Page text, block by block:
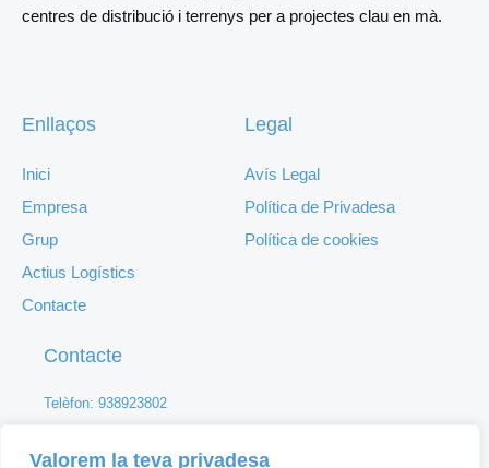
Valorem la teva privadesa
centres de distribució i terrenys per a projectes clau en mà.
Enllaços
Inici
Empresa
Grup
Actius Logístics
Contacte
Legal
Avís Legal
Política de Privadesa
Política de cookies
Contacte
Telèfon: 938923802